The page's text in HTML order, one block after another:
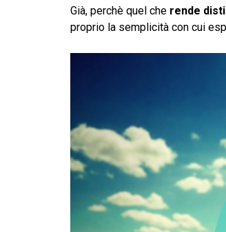
Già, perchè quel che rende
proprio la semplicità con cui